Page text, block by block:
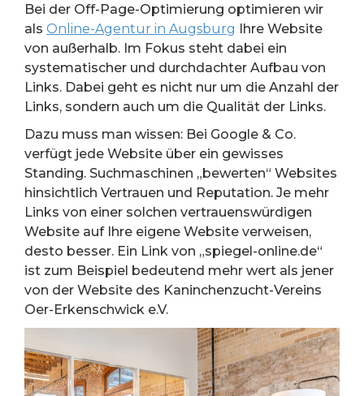
Bei der Off-Page-Optimierung optimieren wir
als Online-Agentur in Augsburg Ihre Website
von außerhalb. Im Fokus steht dabei ein
systematischer und durchdachter Aufbau von
Links. Dabei geht es nicht nur um die Anzahl der
Links, sondern auch um die Qualität der Links.
Dazu muss man wissen: Bei Google & Co.
verfügt jede Website über ein gewisses
Standing. Suchmaschinen „bewerten“ Websites
hinsichtlich Vertrauen und Reputation. Je mehr
Links von einer solchen vertrauenswürdigen
Website auf Ihre eigene Website verweisen,
desto besser. Ein Link von „spiegel-online.de“
ist zum Beispiel bedeutend mehr wert als jener
von der Website des Kaninchenzucht-Vereins
Oer-Erkenschwick e.V.